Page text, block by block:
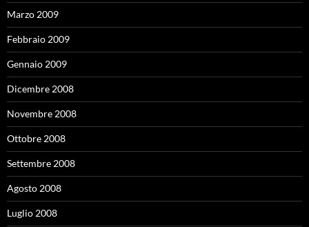
Marzo 2009
Febbraio 2009
Gennaio 2009
Dicembre 2008
Novembre 2008
Ottobre 2008
Settembre 2008
Agosto 2008
Luglio 2008